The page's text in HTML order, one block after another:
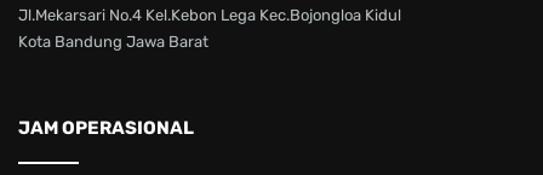
Jl.Mekarsari No.4 Kel.Kebon Lega Kec.Bojongloa Kidul
Kota Bandung Jawa Barat
JAM OPERASIONAL